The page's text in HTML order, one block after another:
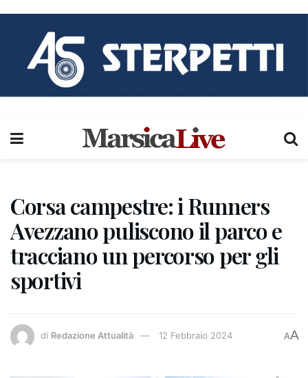
Corsa campestre: i Runners
Avezzano puliscono il parco e
tracciano un percorso per gli
sportivi
di Redazione Attualità 12 Febbraio 2024 AA